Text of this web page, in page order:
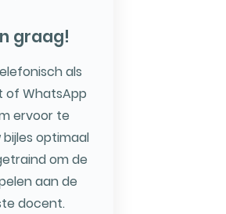
graag!
als
of WhatsApp
ervoor te
optimaal
om de
aan de
docent.